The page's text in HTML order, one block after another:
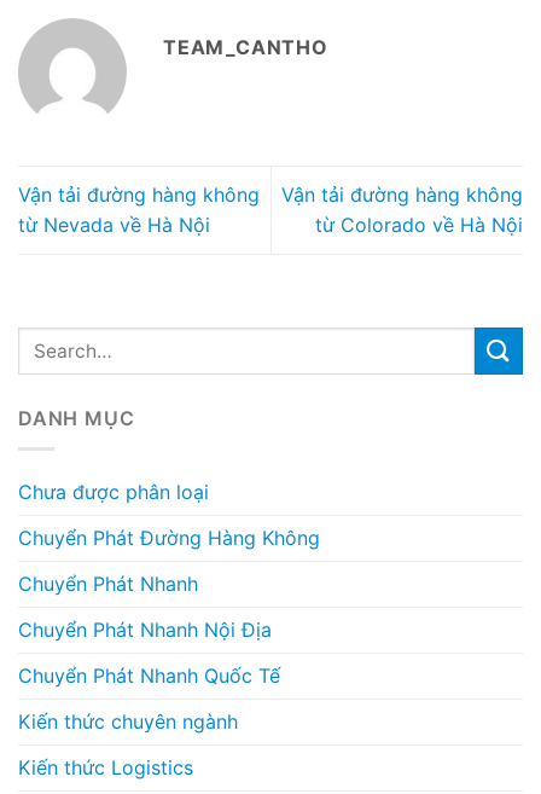
TEAM_CANTHO
Vận tải đường hàng không
từ Nevada về Hà Nội
Vận tải đường hàng không
từ Colorado về Hà Nội
DANH MỤC
Chưa được phân loại
Chuyển Phát Đường Hàng Không
Chuyển Phát Nhanh
Chuyển Phát Nhanh Nội Địa
Chuyển Phát Nhanh Quốc Tế
Kiến thức chuyên ngành
Kiến thức Logistics